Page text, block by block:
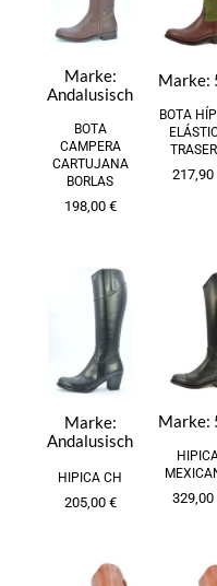
Marke:
Andalusisch
BOTA
CAMPERA
CARTUJANA
BORLAS
198,00 €
Marke:
BOTA
217,90
Marke:
Andalusisch
HIPICA CH
205,00 €
Marke:
329,00